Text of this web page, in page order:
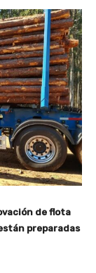
de flota
preparadas